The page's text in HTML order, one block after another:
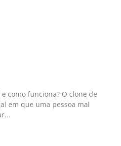
como funciona? O clone de
em que uma pessoa mal